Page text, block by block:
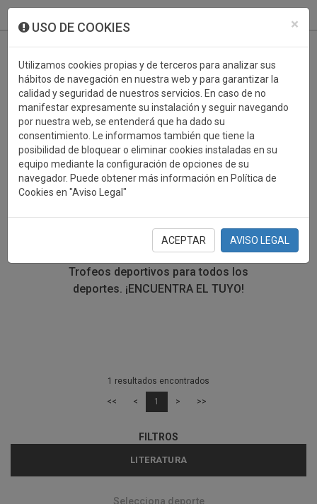
×
USO DE COOKIES
Utilizamos cookies propias y de terceros para analizar sus
hábitos de navegación en nuestra web y para garantizar la
calidad y seguridad de nuestros servicios. En caso de no
manifestar expresamente su instalación y seguir navegando
por nuestra web, se entenderá que ha dado su
consentimiento. Le informamos también que tiene la
posibilidad de bloquear o eliminar cookies instaladas en su
equipo mediante la configuración de opciones de su
navegador. Puede obtener más información en Política de
Cookies en "Aviso Legal"
ACEPTAR AVISO LEGAL
TROFEOS DEPORTIVOS
LITERATURA
En esta sección encontrarás una gran variedad de
trofeos deportivos. Define tu búsqueda mediante los
filtros por deporte, material y precio del trofeo.
Trofeos deportivos para todos los
deportes. ¡ENCUENTRA EL TUYO!
1 resultados encontrados
<< < 1 > >>
FILTROS
LITERATURA
Selecciona deporte